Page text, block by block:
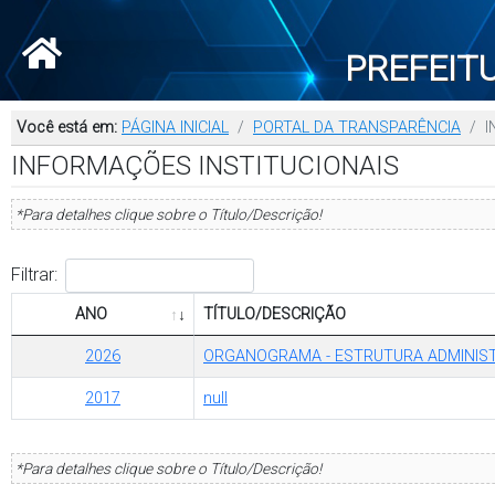
Você está em: PÁGINA INICIAL PORTAL DA TRANSPARÊNCIA
INFORMAÇÕES INSTITUCIONAIS
*Para detalhes clique sobre o Título/Descrição!
Filtrar:
ANO TÍTULO/DESCRIÇÃO
2026 ORGANOGRAMA - ESTRUTURA
2017 null
*Para detalhes clique sobre o Título/Descrição!